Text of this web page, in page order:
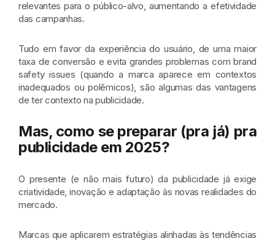
relevantes para o público-alvo, aumentando a efetividade
das campanhas.
Tudo em favor da experiência do usuário, de uma maior
taxa de conversão e evita grandes problemas com brand
safety issues (quando a marca aparece em contextos
inadequados ou polêmicos), são algumas das vantagens
de ter contexto na publicidade.
Mas, como se preparar (pra já) pra
publicidade em 2025?
O presente (e não mais futuro) da publicidade já exige
criatividade, inovação e adaptação às novas realidades do
mercado.
Marcas que aplicarem estratégias alinhadas às tendências